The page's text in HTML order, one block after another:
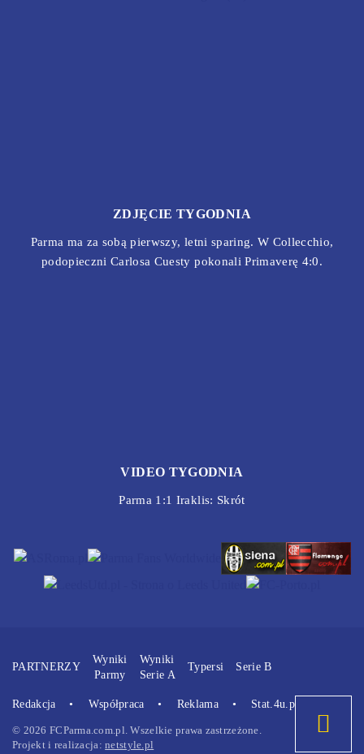
ZDJĘCIE TYGODNIA
Parma ma za sobą pierwszy, letni sparing. W Collecchio,
podopieczni Carlosa Cuesty pokonali Primaverę 4:0.
VIDEO TYGODNIA
Parma 1:1 Iraklis: Skrót
Redakcja Współpraca Reklama Stat.4u.pl
© 2026 FCParma.com.pl. Wszelkie prawa zastrzeżone.
Projekt i realizacja:netstyle.pl
PARTNERZY
Wyniki
Parmy
Wyniki
Serie A
Typersi Serie B